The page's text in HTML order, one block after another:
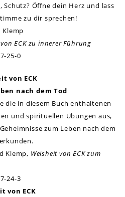
Schutz? Öffne dein Herz und lass
zu dir sprechen!
Klemp
ECK zu innerer Führung
25-0
von ECK
nach dem Tod
die in diesem Buch enthaltenen
und spirituellen Übungen aus,
zum Leben nach dem
Klemp, Weisheit von ECK zum
24-3
von ECK